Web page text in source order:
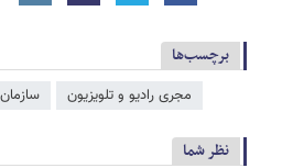
برچسب‌ها
مجری رادیو و تلویزیون
نظر شما